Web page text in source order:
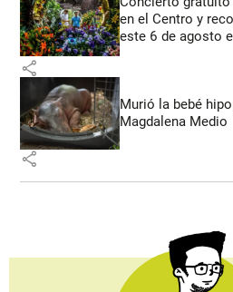
en el Centro y
este 6 de agosto
share
Murió la bebé
Magdalena Medio
share